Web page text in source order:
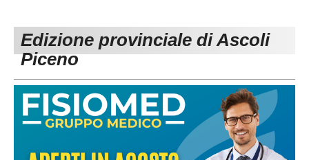
Carica la tua Rosa
1^ CATEGORIA
3^ CATEGORIA
GIOVANILI
Edizione provinciale di Ascoli
Piceno